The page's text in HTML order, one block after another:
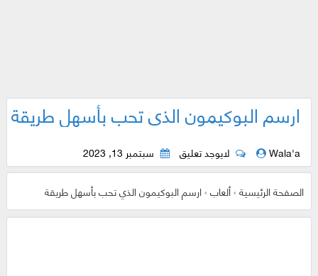
ارسم البوكيمون الذي تحب بأسهل طريقة
Wala'a لايوجد تعليق سبتمبر 13, 2023
الصفحة الرئيسية›ألعاب›ارسم البوكيمون الذي تحب بأسهل طريقة